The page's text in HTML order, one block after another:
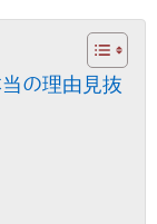
の理由見抜